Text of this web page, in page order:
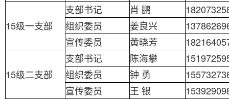
15级一支部
支部书记 肖 鹏
组织委员
姜良兴
宣传委员
黄晓芳
15级二支部
支部书记 陈海攀
组织委员
钟 勇
宣传委员
王 银